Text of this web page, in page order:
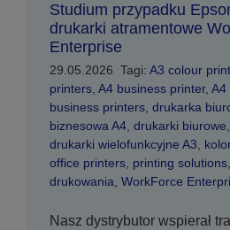
Studium przypadku
drukarki atramentowe
Enterprise
29.05.2026 Tagi: A3 colour
printers, A4 business printer, A4
business printers, drukarka
biznesowa A4, drukarki biurowe,
drukarki wielofunkcyjne A3,
office printers, printing solutions,
drukowania, WorkForce
Nasz dystrybutor wspierał